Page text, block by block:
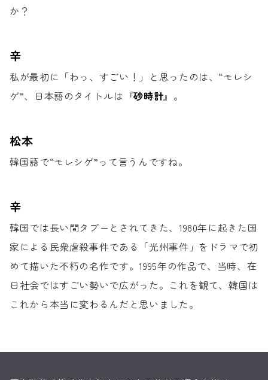
か？
辛
私が最初に「わっ、すごい！」と思ったのは、 “モレシ
ゲ”、日本語のタイトルは『砂時計』。
松本
韓国語で“モレシゲ”って言うんですね。
辛
韓国では長い間タブーとされてきた、 1980年に起きた国
家による民衆虐殺事件である 「光州事件」をドラマで初
めて描いた不朽の名作です。1995年の作品で、 当時、在
日社会ではすごい勢いで広がった。 これを観て、韓国は
これから本当に変わるんだと思いました。